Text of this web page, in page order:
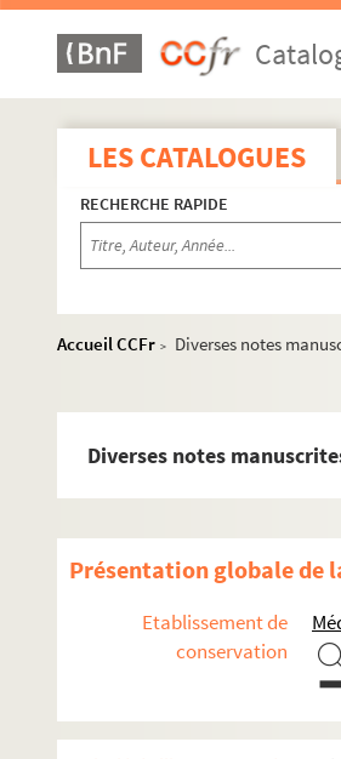
LES CATALOGUES
RECHERCHE RAPIDE
Accueil CCFr >
Diverses notes
Diverses notes
Présentation globale de
Etablissement de
conservation
MS 1205-1240. Histoire de la
MS 1205. La Révolution en
MS 1206. Histoire de la
MS 1207. Histoire de la
MS 1208. Histoire de la
MS 1209. Histoire de la
MS 1210. Histoire de la
MS 1219. Révolution en
MS 1220. Histoire de la
MS 1221. Révolution en
MS 1223. Révolution en